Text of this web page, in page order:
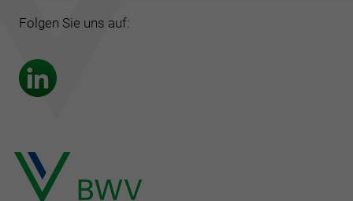
Folgen Sie uns auf: